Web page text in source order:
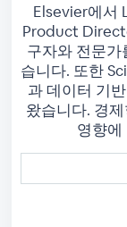
Elsevier에서
Product
구자와 전문가
습니다. 또한
과 데이터 기
왔습니다. 경
영향에